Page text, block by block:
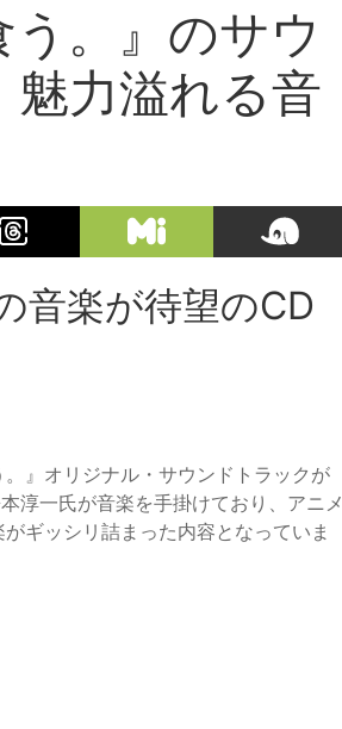
。』のサウ
魅力溢れる音
音楽が待望のCD
』オリジナル・サウンドトラックが
淳一氏が音楽を手掛けており、アニメ
ギッシリ詰まった内容となっていま